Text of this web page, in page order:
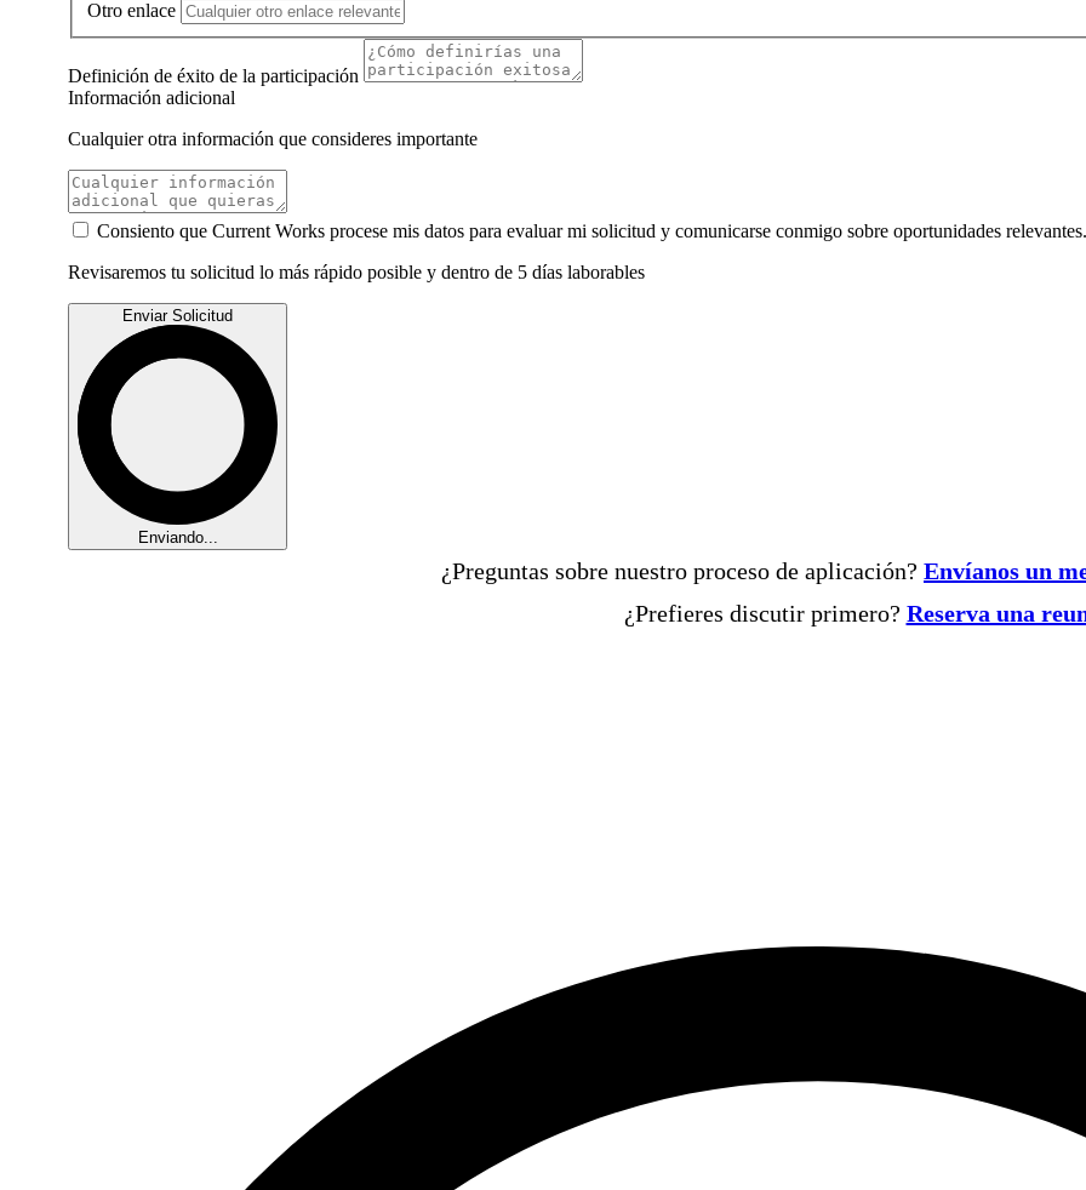
Otro enlace
Definición de éxito de la participación
Información adicional
Cualquier otra información que consideres importante
Consiento que Current Works procese mis datos para evaluar mi solicitud y comunicarse conmigo sobre oportunidades
Revisaremos tu solicitud lo más rápido posible y dentro de 5 días laborables
Enviar Solicitud
Enviando...
¿Preguntas sobre nuestro proceso de aplicación? Envíanos un
¿Prefieres discutir primero? Reserva una